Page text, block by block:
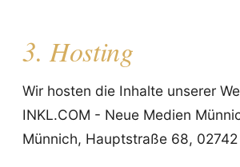
3. Hosting
Wir hosten die Inhalte unserer
INKL.COM - Neue Medien
Münnich, Hauptstraße 68,